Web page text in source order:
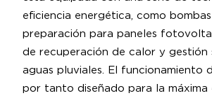
eficiencia energética, como
preparación para paneles
de recuperación de calor y gestión
aguas pluviales. El funcionamiento
por tanto diseñado para la máxima